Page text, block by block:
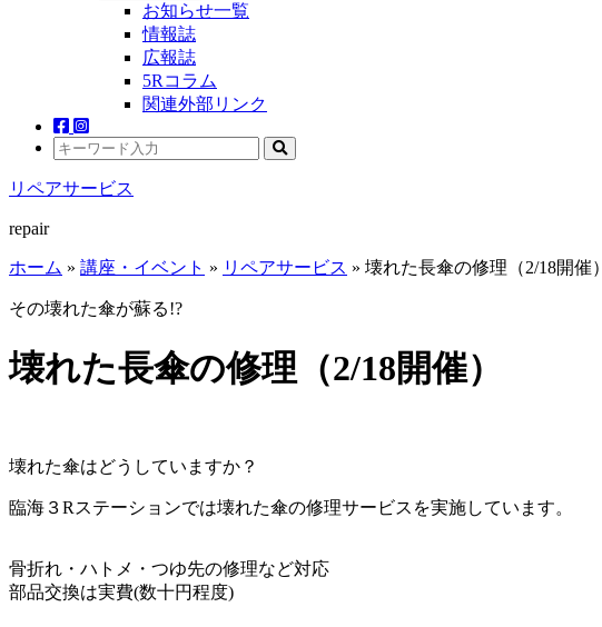
お知らせ一覧
情報誌
広報誌
5Rコラム
関連外部リンク
リペアサービス
repair
ホーム » 講座・イベント » リペアサービス » 壊れた長傘の修理（2/18開催）
その壊れた傘が蘇る!?
壊れた長傘の修理（2/18開催）
壊れた傘はどうしていますか？
臨海３Rステーションでは壊れた傘の修理サービスを実施しています。
骨折れ・ハトメ・つゆ先の修理など対応
部品交換は実費(数十円程度)